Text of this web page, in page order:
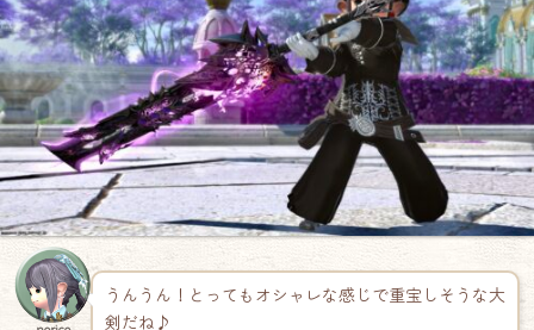
うんうん！とってもオシャレな感じで重宝しそうな大
剣だね♪